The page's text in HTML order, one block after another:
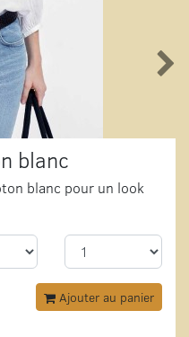
blanc
blanc pour un look
Ajouter au panier